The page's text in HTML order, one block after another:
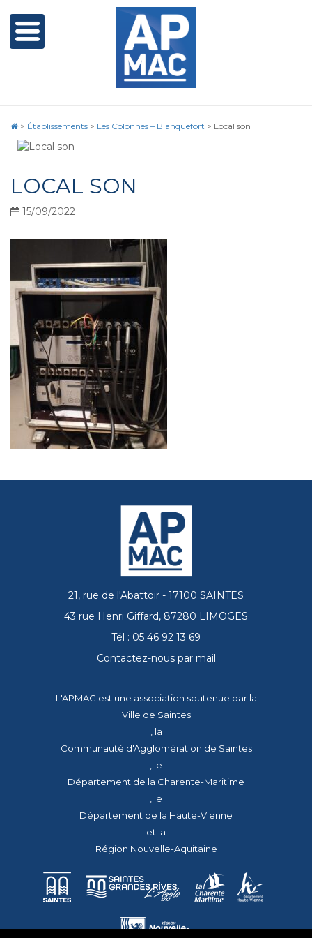
> Établissements > Les Colonnes – Blanquefort > Local son
LOCAL SON
15/09/2022
21, rue de l'Abattoir - 17100 SAINTES
43 rue Henri Giffard, 87280 LIMOGES
Tél : 05 46 92 13 69
Contactez-nous par mail
L'APMAC est une association soutenue par la
Ville de Saintes
, la
Communauté d'Agglomération de Saintes
, le
Département de la Charente-Maritime
, le
Département de la Haute-Vienne
et la
Région Nouvelle-Aquitaine